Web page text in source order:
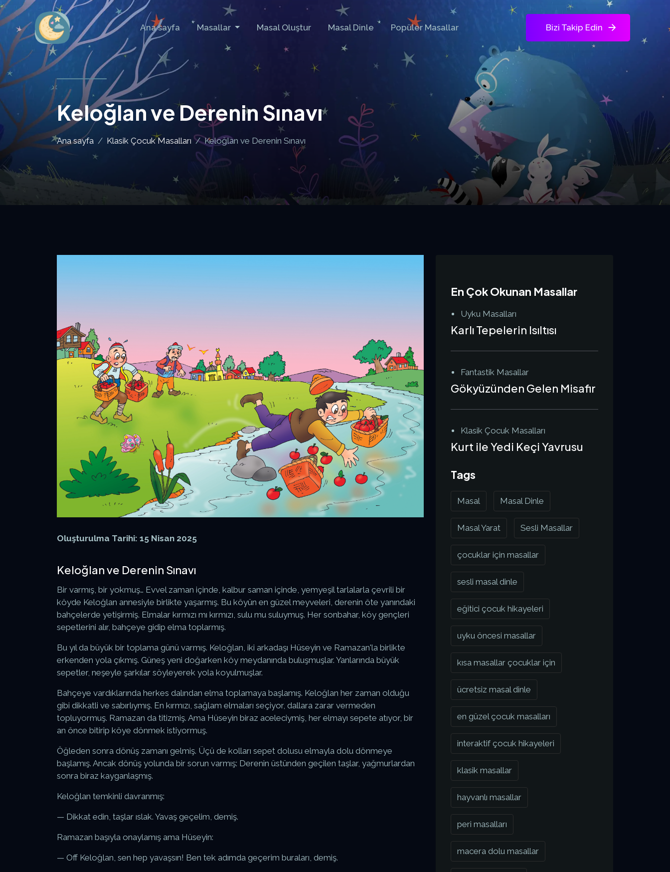
Ana sayfa Masallar Masal Oluştur Masal Dinle Popüler Masallar Bizi Takip Edin
Keloğlan ve Derenin Sınavı
Ana sayfa Klasik Çocuk Masalları Keloğlan ve Derenin Sınavı
Oluşturulma Tarihi: 15 Nisan 2025
Keloğlan ve Derenin Sınavı
Bir varmış, bir yokmuş… Evvel zaman içinde, kalbur saman içinde, yemyeşil tarlalarla çevrili bir
köyde Keloğlan annesiyle birlikte yaşarmış. Bu köyün en güzel meyveleri, derenin öte yanındaki
bahçelerde yetişirmiş. Elmalar kırmızı mı kırmızı, sulu mu suluymuş. Her sonbahar, köy gençleri
sepetlerini alır, bahçeye gidip elma toplarmış.
Bu yıl da büyük bir toplama günü varmış. Keloğlan, iki arkadaşı Hüseyin ve Ramazan'la birlikte
erkenden yola çıkmış. Güneş yeni doğarken köy meydanında buluşmuşlar. Yanlarında büyük
sepetler, neşeyle şarkılar söyleyerek yola koyulmuşlar.
Bahçeye vardıklarında herkes dalından elma toplamaya başlamış. Keloğlan her zaman olduğu
gibi dikkatli ve sabırlıymış. En kırmızı, sağlam elmaları seçiyor, dallara zarar vermeden
topluyormuş. Ramazan da titizmiş. Ama Hüseyin biraz aceleciymiş, her elmayı sepete atıyor, bir
an önce bitirip köye dönmek istiyormuş.
Öğleden sonra dönüş zamanı gelmiş. Üçü de kolları sepet dolusu elmayla dolu dönmeye
başlamış. Ancak dönüş yolunda bir sorun varmış: Derenin üstünden geçilen taşlar, yağmurlardan
sonra biraz kayganlaşmış.
Keloğlan temkinli davranmış:
— Dikkat edin, taşlar ıslak. Yavaş geçelim, demiş.
Ramazan başıyla onaylamış ama Hüseyin:
— Off Keloğlan, sen hep yavaşsın! Ben tek adımda geçerim buraları, demiş.
En Çok Okunan Masallar
Uyku Masalları
Karlı Tepelerin Isıltısı
Fantastik Masallar
Gökyüzünden Gelen Misafir
Klasik Çocuk Masalları
Kurt ile Yedi Keçi Yavrusu
Tags
Masal Masal Dinle
Masal Yarat Sesli Masallar
çocuklar için masallar
sesli masal dinle
eğitici çocuk hikayeleri
uyku öncesi masallar
kısa masallar çocuklar için
ücretsiz masal dinle
en güzel çocuk masalları
interaktif çocuk hikayeleri
klasik masallar
hayvanlı masallar
peri masalları
macera dolu masallar